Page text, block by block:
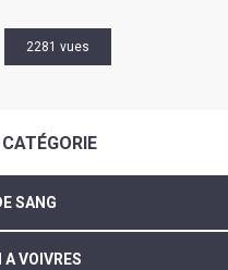
2281 vues
SANG
VOIVRES